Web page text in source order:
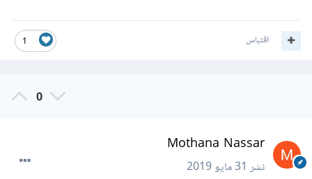
1 اقتباس
0
Mothana Nassar
نشر31 مايو 2019